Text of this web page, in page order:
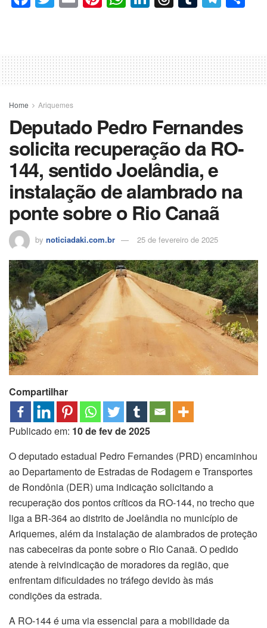
a
e
b
o
o
k
wi
er
m nt
e
st
h
s
A
p
n
e
dI
n
hr
a
d
s
u
bl
r
el
gr
a
m
p
ar
til
Home Ariquemes
Deputado Pedro Fernandes
solicita recuperação da RO-
144, sentido Joelândia, e
instalação de alambrado na
ponte sobre o Rio Canaã
by noticiadaki.com.br 25 de fevereiro de 2025
Compartilhar
Publicado em: 10 de fev de 2025
O deputado estadual Pedro Fernandes (PRD) encaminhou
ao Departamento de Estradas de Rodagem e Transportes
de Rondônia (DER) uma indicação solicitando a
recuperação dos pontos críticos da RO-144, no trecho que
liga a BR-364 ao distrito de Joelândia no município de
Ariquemes, além da instalação de alambrados de proteção
nas cabeceiras da ponte sobre o Rio Canaã. O pedido
atende à reivindicação de moradores da região, que
enfrentam dificuldades no tráfego devido às más
condições da estrada.
A RO-144 é uma via essencial para a mobilidade da